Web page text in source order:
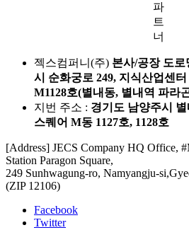
파
트
너
젝스컴퍼니(주) 본사/공장 도
시 순화궁로 249, 지식산업센
M1128호(별내동, 별내역 파라
지번 주소 : 경기도 남양주시
스퀘어 M동 1127호, 1128호
[Address] JECS Company HQ Office,
Station Paragon Square,
249 Sunhwagung-ro, Namyangju-
(ZIP 12106)
Facebook
Twitter